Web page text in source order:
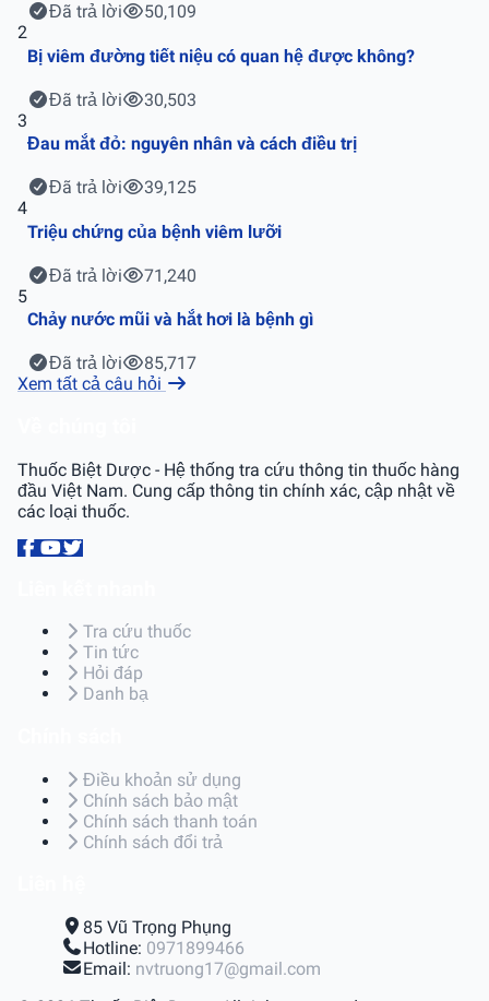
Đã trả lời
50,109
2
Bị viêm đường tiết niệu có quan hệ được không?
Đã trả lời
30,503
3
Đau mắt đỏ: nguyên nhân và cách điều trị
Đã trả lời
39,125
4
Triệu chứng của bệnh viêm lưỡi
Đã trả lời
71,240
5
Chảy nước mũi và hắt hơi là bệnh gì
Đã trả lời
85,717
Xem tất cả câu hỏi
Thuốc Biệt Dược - Hệ thống tra cứu thông tin thuốc hàng
đầu Việt Nam. Cung cấp thông tin chính xác, cập nhật về
các loại thuốc.
Tra cứu thuốc
Tin tức
Hỏi đáp
Danh bạ
Điều khoản sử dụng
Chính sách bảo mật
Chính sách thanh toán
Chính sách đổi trả
85 Vũ Trọng Phụng
Hotline: 0971899466
Email: nvtruong17@gmail.com